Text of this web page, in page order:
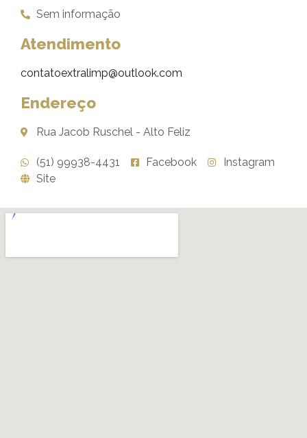
Sem informação
Atendimento
contatoextralimp@outlook.com
Endereço
Rua Jacob Ruschel - Alto Feliz
(51) 99938-4431 Facebook
Instagram
Site